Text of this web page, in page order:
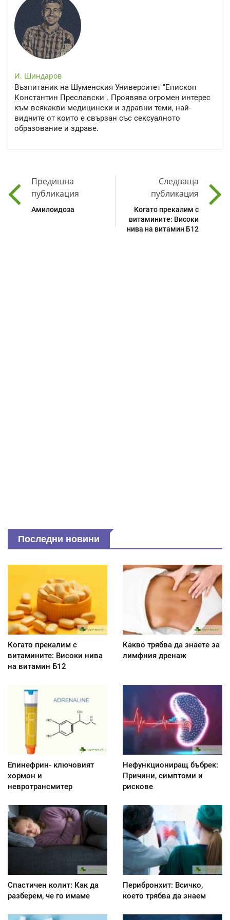
И. Шиндаров
Възпитаник на Шуменския Университет "Епископ
Константин Преславски". Проявява огромен интерес
към всякакви медицински и здравни теми, най-
видните от които е свързан със сексуалното
образование и здраве.
Предишна
публикация
Амилоидоза
Следваща
публикация
Когато прекалим с
витамините: Високи
нива на витамин Б12
Последни новини
Когато прекалим с
витамините: Високи нива
на витамин Б12
Какво трябва да знаете за
лимфния дренаж
Епинефрин- ключовият
хормон и
невротрансмитер
Нефункциониращ бъбрек:
Причини, симптоми и
рискове
Спастичен колит: Как да
разберем, че го имаме
Перибронхит: Всичко,
което трябва да знаем